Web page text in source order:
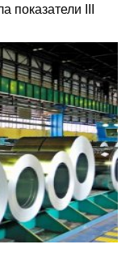
показатели III